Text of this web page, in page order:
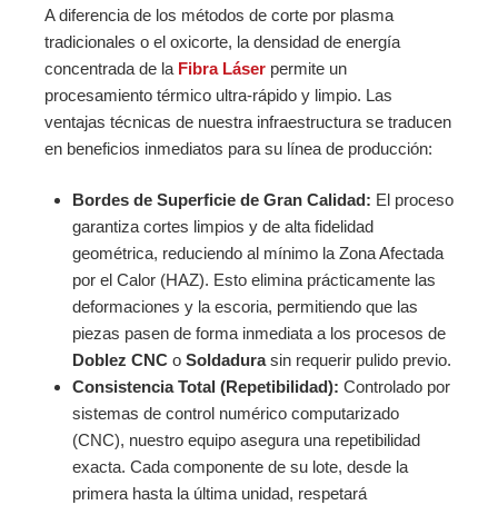
A diferencia de los métodos de corte por plasma
tradicionales o el oxicorte, la densidad de energía
concentrada de la Fibra Láser permite un
procesamiento térmico ultra-rápido y limpio. Las
ventajas técnicas de nuestra infraestructura se traducen
en beneficios inmediatos para su línea de producción:
Bordes de Superficie de Gran Calidad: El proceso
garantiza cortes limpios y de alta fidelidad
geométrica, reduciendo al mínimo la Zona Afectada
por el Calor (HAZ). Esto elimina prácticamente las
deformaciones y la escoria, permitiendo que las
piezas pasen de forma inmediata a los procesos de
Doblez CNC o Soldadurasin requerir pulido previo.
Consistencia Total (Repetibilidad): Controlado por
sistemas de control numérico computarizado
(CNC), nuestro equipo asegura una repetibilidad
exacta. Cada componente de su lote, desde la
primera hasta la última unidad, respetará